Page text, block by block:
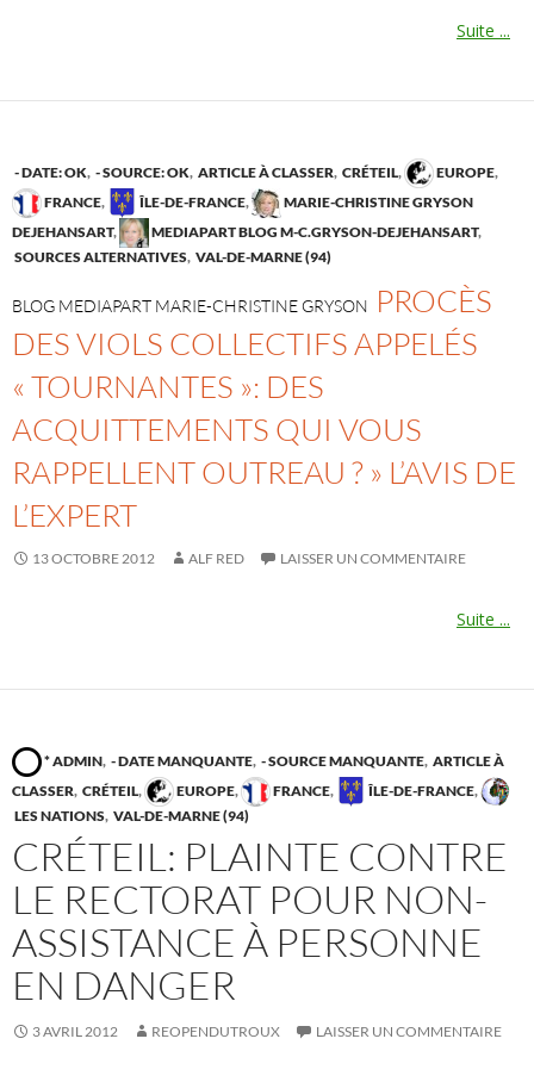
Suite ...
- DATE: OK, - SOURCE: OK, ARTICLE À CLASSER, CRÉTEIL, EUROPE,
FRANCE, ÎLE-DE-FRANCE,
MARIE-CHRISTINE GRYSON
DEJEHANSART, MEDIAPART BLOG M-C.GRYSON-DEJEHANSART,
SOURCES ALTERNATIVES, VAL-DE-MARNE (94)
BLOG MEDIAPART MARIE-CHRISTINE GRYSON PROCÈS
DES VIOLS COLLECTIFS APPELÉS
« TOURNANTES »: DES
ACQUITTEMENTS QUI VOUS
RAPPELLENT OUTREAU ? » L’AVIS DE
L’EXPERT
13 OCTOBRE 2012 ALF RED LAISSER UN COMMENTAIRE
Suite ...
* ADMIN, - DATE MANQUANTE, - SOURCE MANQUANTE, ARTICLE À
CLASSER, CRÉTEIL, EUROPE, FRANCE, ÎLE-DE-FRANCE,
LES NATIONS, VAL-DE-MARNE (94)
CRÉTEIL: PLAINTE CONTRE
LE RECTORAT POUR NON-
ASSISTANCE À PERSONNE
EN DANGER
3 AVRIL 2012 REOPENDUTROUX LAISSER UN COMMENTAIRE